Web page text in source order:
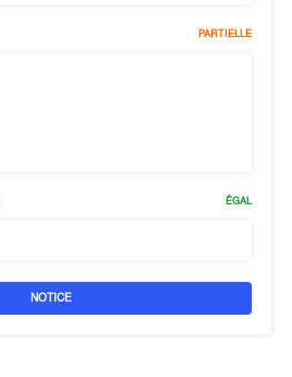
PARTIELLE
ÉGAL
NOTICE